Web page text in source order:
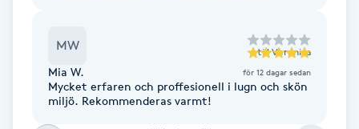
Funktionsanalys
MW till Veronica
Mia W. för 12 dagar sedan
Mycket erfaren och proffesionell i lugn och skön
miljö. Rekommenderas varmt!